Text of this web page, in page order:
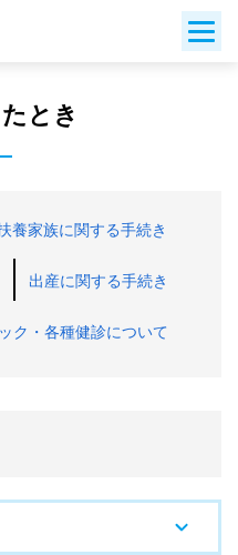
とき
養家族に関する手続き
出産に関する手続き
ク・各種健診について